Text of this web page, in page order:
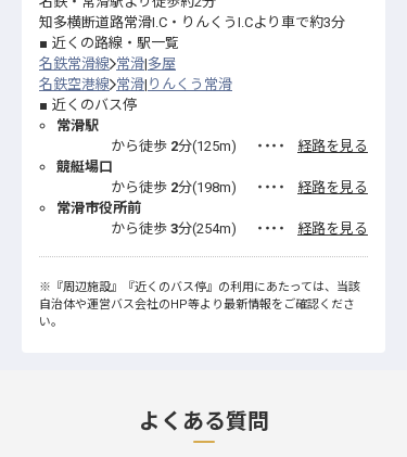
知多横断道路常滑I.C・りんくうI.Cより車で約3分
近くの路線・駅一覧
名鉄常滑線 常滑 多屋
名鉄空港線 常滑 りんくう常滑
近くのバス停
常滑駅
から徒歩 2分(125m) ・・・・
経路を見る
競艇場口
から徒歩 2分(198m) ・・・・
経路を見る
常滑市役所前
から徒歩 3分(254m) ・・・・ 経路を見る
※ 『周辺施設』 『近くのバス停』 の利用にあたっては、当該
自治体や運営バス会社のHP等より最新情報をご確認くださ
い。
よくある質問